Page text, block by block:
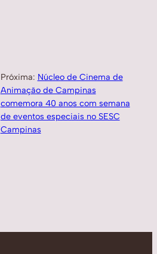
Próxima: Núcleo de Cinema de
Animação de Campinas
comemora 40 anos com semana
de eventos especiais no SESC
Campinas